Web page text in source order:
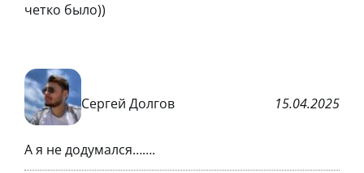
четко было))
Сергей Долгов 15.04.2025
А я не додумался…….